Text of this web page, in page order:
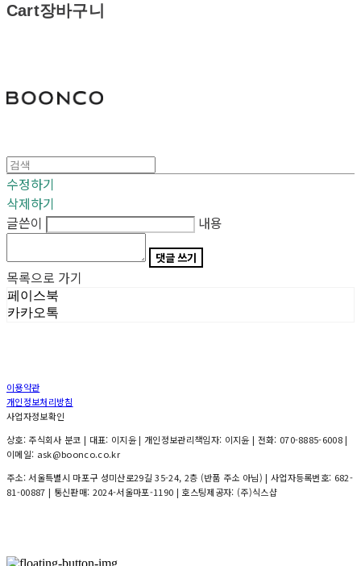
Cart장바구니
수정하기
삭제하기
글쓴이
내용
댓글 쓰기
목록으로 가기
페이스북
카카오톡
이용약관
개인정보처리방침
사업자정보확인
상호: 주식회사 분코 | 대표: 이지윤 | 개인정보관리책임자: 이지윤 | 전화: 070-8885-6008 |
이메일: ask@boonco.co.kr
주소: 서울특별시 마포구 성미산로29길 35-24, 2층 (반품 주소 아님) | 사업자등록번호: 682-
81-00887 | 통신판매: 2024-서울마포-1190 | 호스팅제공자: (주)식스샵